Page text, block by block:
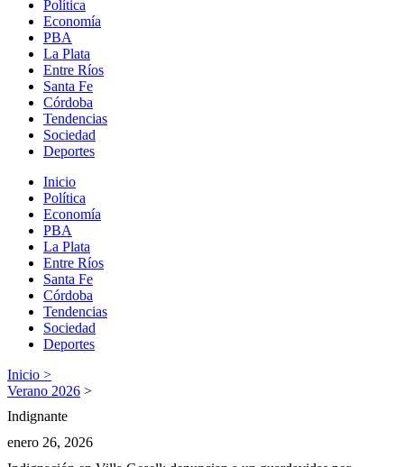
Política
Economía
PBA
La Plata
Entre Ríos
Santa Fe
Córdoba
Tendencias
Sociedad
Deportes
Inicio
Política
Economía
PBA
La Plata
Entre Ríos
Santa Fe
Córdoba
Tendencias
Sociedad
Deportes
Inicio >
Verano 2026 >
Indignante
enero 26, 2026